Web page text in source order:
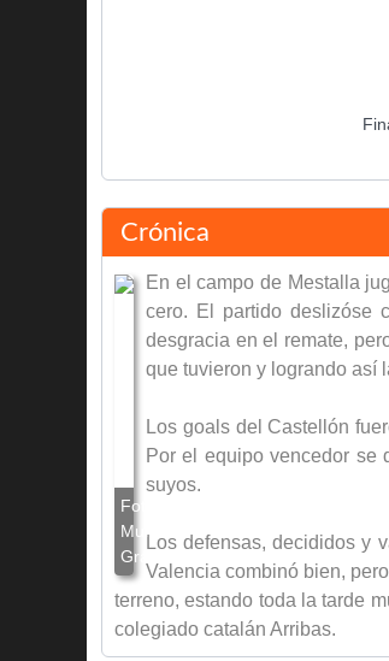
Crónica
En el campo de Mestalla
cero. El partido deslizóse
desgracia en el remate,
que tuvieron y logrando así
Los goals del Castellón
Por el equipo vencedor se
suyos.
Los defensas, decididos y
Valencia combinó bien,
terreno, estando toda la tarde
colegiado catalán Arribas.